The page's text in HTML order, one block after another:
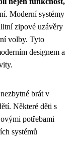
Moderní systémy
zipové uzávěry
volby. Tyto
designem a
brát v
Některé děti s
potřebami
systémů